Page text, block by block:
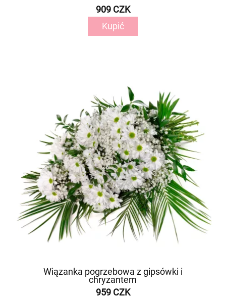
909 CZK
Kupić
Wiązanka pogrzebowa z gipsówki i
chryzantem
959 CZK